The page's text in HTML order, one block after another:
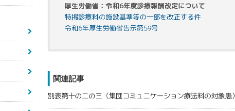
厚生労働省：令和6年度診療報酬改定について
特掲診療料の施設基準等の一部を改正する件
令和6年厚生労働省告示第59号
関連記事
別表第十の二の三（集団コミュニケーション療法料の対象患）